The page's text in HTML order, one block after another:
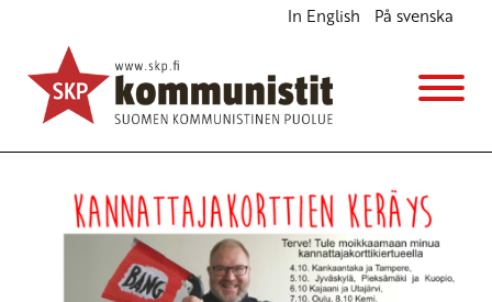
In English På svenska
Kannattajakorttikeräys